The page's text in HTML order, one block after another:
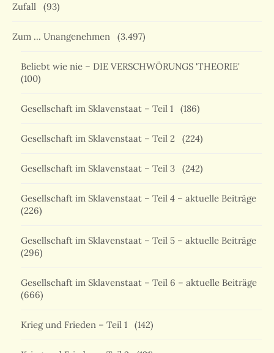
Zufall (93)
Zum … Unangenehmen (3.497)
Beliebt wie nie – DIE VERSCHWÖRUNGS 'THEORIE'
(100)
Gesellschaft im Sklavenstaat – Teil 1 (186)
Gesellschaft im Sklavenstaat – Teil 2 (224)
Gesellschaft im Sklavenstaat – Teil 3 (242)
Gesellschaft im Sklavenstaat – Teil 4 – aktuelle Beiträge
(226)
Gesellschaft im Sklavenstaat – Teil 5 – aktuelle Beiträge
(296)
Gesellschaft im Sklavenstaat – Teil 6 – aktuelle Beiträge
(666)
Krieg und Frieden – Teil 1 (142)